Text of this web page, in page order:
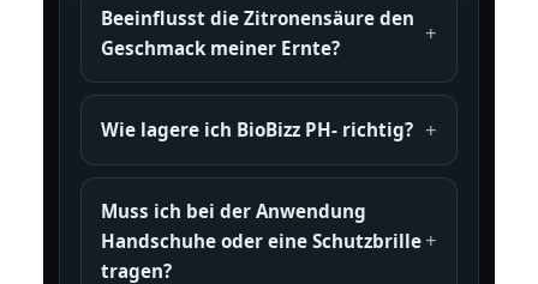
Beeinflusst die Zitronensäure den
Geschmack meiner Ernte?
Wie lagere ich BioBizz PH- richtig?
Muss ich bei der Anwendung
Handschuhe oder eine Schutzbrille
tragen?